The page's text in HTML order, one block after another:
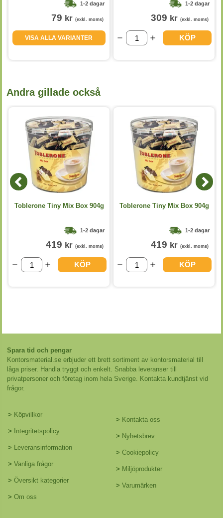
1-2 dagar
79 kr (exkl. moms)
VISA ALLA VARIANTER
1-2 dagar
309 kr (exkl. moms)
KÖP
Andra gillade också
Toblerone Tiny Mix Box 904g
1-2 dagar
419 kr (exkl. moms)
KÖP
Toblerone Tiny Mix Box 904g
1-2 dagar
419 kr (exkl. moms)
KÖP
Spara tid och pengar
Kontorsmaterial.se erbjuder ett brett sortiment av kontorsmaterial till
låga priser. Handla tryggt och enkelt. Snabba leveranser till
privatpersoner och företag inom hela Sverige. Kontakta kundtjänst vid
frågor.
> Köpvillkor
> Integritetspolicy
> Leveransinformation
> Vanliga frågor
> Översikt kategorier
> Om oss
> Kontakta oss
> Nyhetsbrev
> Cookiepolicy
> Miljöprodukter
> Varumärken